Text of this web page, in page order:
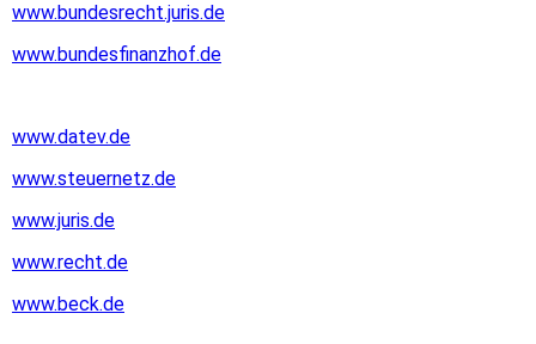
www.bundesrecht.juris.de
www.bundesfinanzhof.de
www.datev.de
www.steuernetz.de
www.juris.de
www.recht.de
www.beck.de